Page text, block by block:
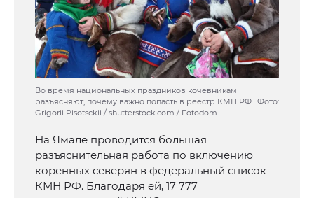
Во время национальных праздников кочевникам
разъясняют, почему важно попасть в реестр КМН РФ . Фото:
Grigorii Pisotsckii / shutterstock.com / Fotodom
На Ямале проводится большая
разъяснительная работа по включению
коренных северян в федеральный список
КМН РФ. Благодаря ей, 17 777